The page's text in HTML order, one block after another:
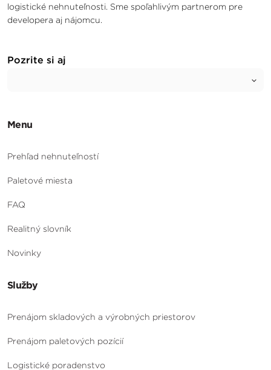
logistické nehnuteľnosti. Sme spoľahlivým partnerom pre
developera aj nájomcu.
Pozrite si aj
Menu
Prehľad nehnuteľností
Paletové miesta
FAQ
Realitný slovník
Novinky
Služby
Prenájom skladových a výrobných priestorov
Prenájom paletových pozícií
Logistické poradenstvo